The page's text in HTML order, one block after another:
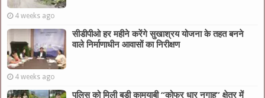
4 weeks ago
सीडीपीओ हर महीने करेंगे सुखाश्रय योजना के तहत बनने
वाले निर्माणाधीन आवासों का निरीक्षण
4 weeks ago
पुलिस को मिली बड़ी कामयाबी “कोफर धार नगाह” क्षेत्र में